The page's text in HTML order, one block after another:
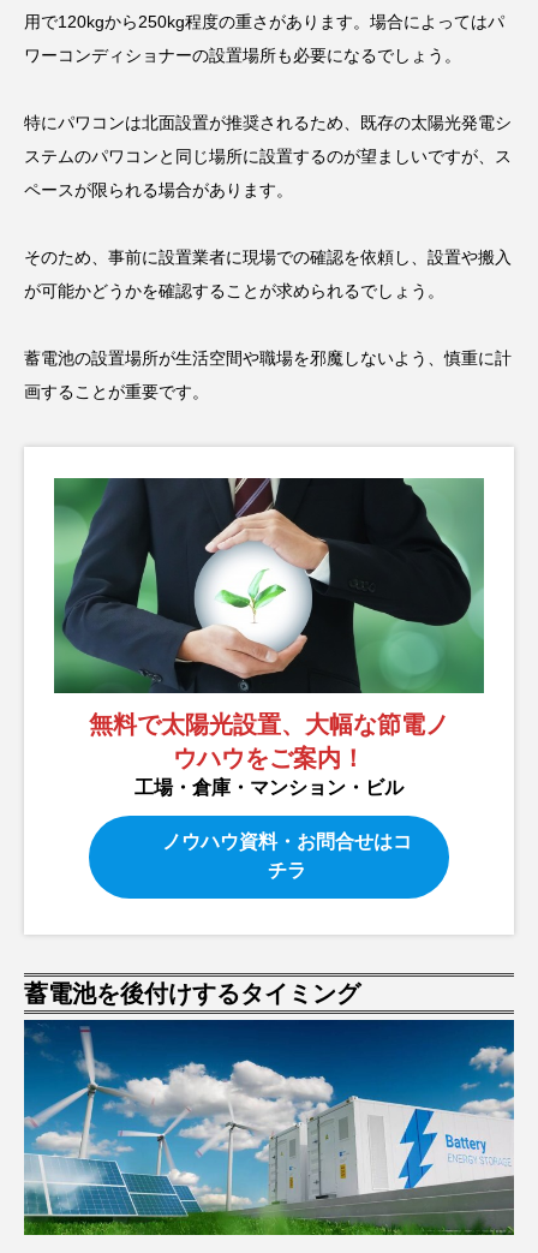
用で120kgから250kg程度の重さがあります。場合によってはパ
ワーコンディショナーの設置場所も必要になるでしょう。
特にパワコンは北面設置が推奨されるため、既存の太陽光発電シ
ステムのパワコンと同じ場所に設置するのが望ましいですが、ス
ペースが限られる場合があります。
そのため、事前に設置業者に現場での確認を依頼し、設置や搬入
が可能かどうかを確認することが求められるでしょう。
蓄電池の設置場所が生活空間や職場を邪魔しないよう、慎重に計
画することが重要です。
無料で太陽光設置、大幅な節電ノ
ウハウをご案内！
工場・倉庫・マンション・ビル
ノウハウ資料・お問合せはコ
チラ
蓄電池を後付けするタイミング